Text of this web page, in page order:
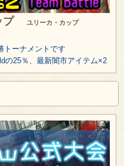
プ ユリーカ・カップ
トーナメントです
の25％、最新闇市アイテム×2